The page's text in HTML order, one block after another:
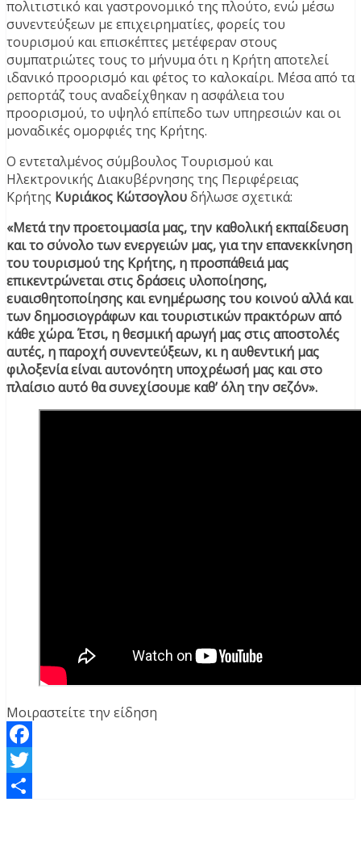
πολιτιστικό και γαστρονομικό της πλούτο, ενώ μέσω
συνεντεύξεων με επιχειρηματίες, φορείς του
τουρισμού και επισκέπτες μετέφεραν στους
συμπατριώτες τους το μήνυμα ότι η Κρήτη αποτελεί
ιδανικό προορισμό και φέτος το καλοκαίρι. Μέσα από τα
ρεπορτάζ τους αναδείχθηκαν η ασφάλεια του
προορισμού, το υψηλό επίπεδο των υπηρεσιών και οι
μοναδικές ομορφιές της Κρήτης.
Ο εντεταλμένος σύμβουλος Τουρισμού και
Ηλεκτρονικής Διακυβέρνησης της Περιφέρειας
Κρήτης Κυριάκος Κώτσογλουδήλωσε σχετικά:
«Μετά την προετοιμασία μας, την καθολική εκπαίδευση
και το σύνολο των ενεργειών μας, για την επανεκκίνηση
του τουρισμού της Κρήτης, η προσπάθειά μας
επικεντρώνεται στις δράσεις υλοποίησης,
ευαισθητοποίησης και ενημέρωσης του κοινού αλλά και
των δημοσιογράφων και τουριστικών πρακτόρων από
κάθε χώρα. Έτσι, η θεσμική αρωγή μας στις αποστολές
αυτές, η παροχή συνεντεύξεων, κι η αυθεντική μας
φιλοξενία είναι αυτονόητη υποχρέωσή μας και στο
πλαίσιο αυτό θα συνεχίσουμε καθ’ όλη την σεζόν».
Μοιραστείτε την είδηση
Facebook
Twitter